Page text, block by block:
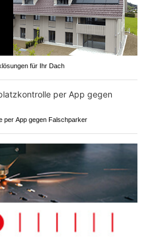
für Ihr Dach
per App gegen Falschparker